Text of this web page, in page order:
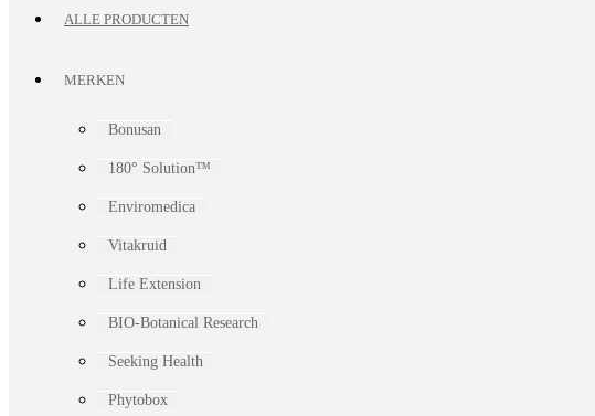
ALLE PRODUCTEN
MERKEN
Bonusan
180° Solution™
Enviromedica
Vitakruid
Life Extension
BIO-Botanical Research
Seeking Health
Phytobox